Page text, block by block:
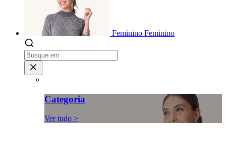
Feminino Feminino
Categoria
Ver tudo >